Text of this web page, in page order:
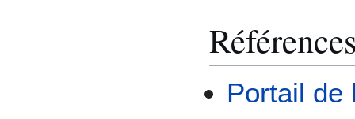
Portail de